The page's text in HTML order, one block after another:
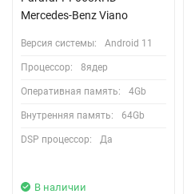
Mercedes-Benz Viano
Версия системы: Android 11
Процессор: 8ядер
Оперативная память: 4Gb
Внутренняя память: 64Gb
DSP процессор: Да
В наличии